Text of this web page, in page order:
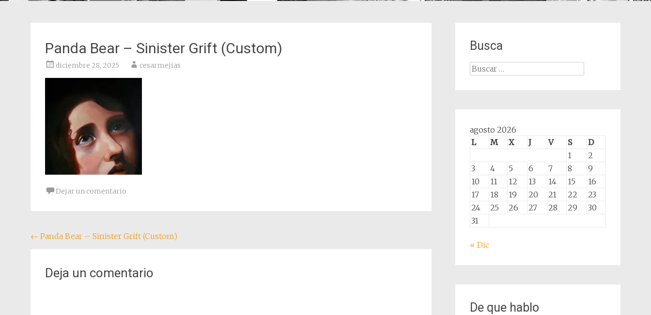
Panda Bear – Sinister Grift (Custom)
diciembre 28, 2025 cesarmejias
Dejar un comentario
Navegación
entradas
← Panda Bear – Sinister Grift (Custom)
Deja un comentario
Busca
Buscar:
agosto 2026
L
M X J V S
D
1
2
3
4 5 6 7 8
9
10
11 12 13 14 15
16
17
18 19 20 21 22
23
24
25 26 27 28 29
30
31
« Dic
De que hablo